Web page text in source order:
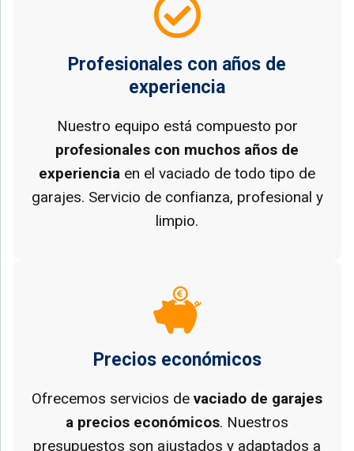
Profesionales con años de
experiencia
Nuestro equipo está compuesto por
profesionales con muchos años de
experiencia en el vaciado de todo tipo de
garajes. Servicio de confianza, profesional y
limpio.
Precios económicos
Ofrecemos servicios de vaciado de garajes
a precios económicos. Nuestros
presupuestos son ajustados y adaptados a